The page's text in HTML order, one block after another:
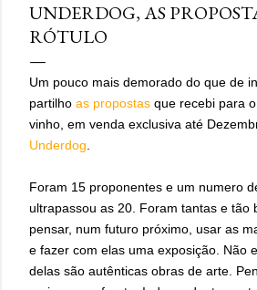
UNDERDOG, AS
RÓTULO
Um pouco mais demorado do que de
partilho as propostas que recebi para
vinho, em venda exclusiva até
Underdog
Foram 15 proponentes e um numero
ultrapassou as 20. Foram tantas e tão
pensar, num futuro próximo, usar as
e fazer com elas uma exposição. Não
delas são autênticas obras de arte.